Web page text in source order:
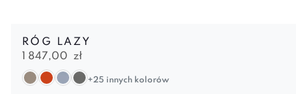
RÓG LAZY
1 847,00 zł
+25 innych kolorów